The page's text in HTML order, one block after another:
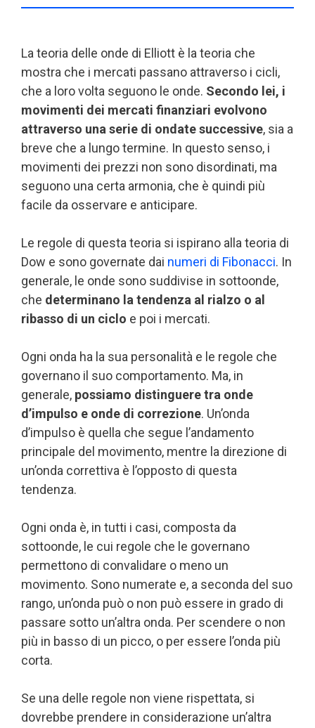
La teoria delle onde di Elliott è la teoria che
mostra che i mercati passano attraverso i cicli,
che a loro volta seguono le onde. Secondo lei, i
movimenti dei mercati finanziari evolvono
attraverso una serie di ondate successive, sia a
breve che a lungo termine. In questo senso, i
movimenti dei prezzi non sono disordinati, ma
seguono una certa armonia, che è quindi più
facile da osservare e anticipare.
Le regole di questa teoria si ispirano alla teoria di
Dow e sono governate dai numeri di Fibonacci. In
generale, le onde sono suddivise in sottoonde,
che determinano la tendenza al rialzo o al
ribasso di un ciclo e poi i mercati.
Ogni onda ha la sua personalità e le regole che
governano il suo comportamento. Ma, in
generale, possiamo distinguere tra onde
d’impulso e onde di correzione. Un’onda
d’impulso è quella che segue l’andamento
principale del movimento, mentre la direzione di
un’onda correttiva è l’opposto di questa
tendenza.
Ogni onda è, in tutti i casi, composta da
sottoonde, le cui regole che le governano
permettono di convalidare o meno un
movimento. Sono numerate e, a seconda del suo
rango, un’onda può o non può essere in grado di
passare sotto un’altra onda. Per scendere o non
più in basso di un picco, o per essere l’onda più
corta.
Se una delle regole non viene rispettata, si
dovrebbe prendere in considerazione un’altra